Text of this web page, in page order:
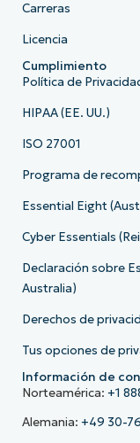
Carreras
Licencia
Cumplimiento
Política de
HIPAA (EE. UU.)
ISO 27001
Programa de
Essential Eight
Cyber Essentials
Declaración sobre
Australia)
Derechos de
Tus opciones de
Información de
Norteamérica: +1
Alemania: +49 30-